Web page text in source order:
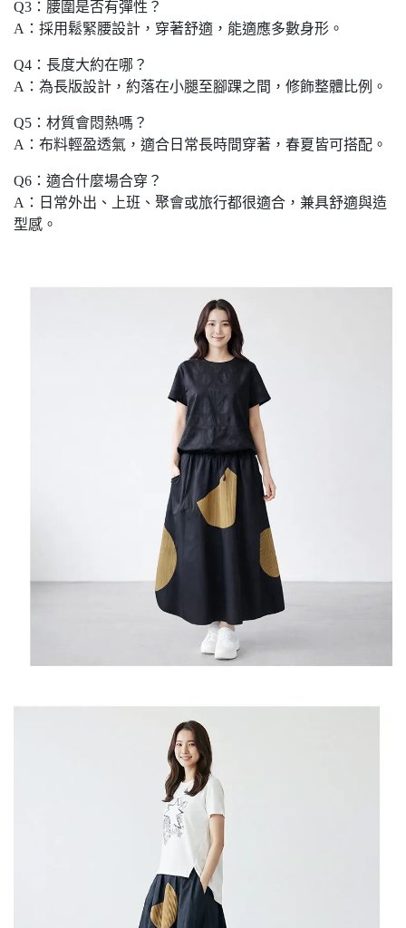
Q3：腰圍是否有彈性？
A：採用鬆緊腰設計，穿著舒適，能適應多數身形。
Q4：長度大約在哪？
A：為長版設計，約落在小腿至腳踝之間，修飾整體比例。
Q5：材質會悶熱嗎？
A：布料輕盈透氣，適合日常長時間穿著，春夏皆可搭配。
Q6：適合什麼場合穿？
A：日常外出、上班、聚會或旅行都很適合，兼具舒適與造
型感。